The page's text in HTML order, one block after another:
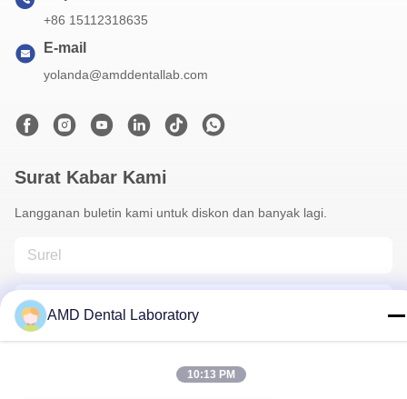
+86 15112318635
E-mail
yolanda@amddentallab.com
Surat Kabar Kami
Langganan buletin kami untuk diskon dan banyak lagi.
AMD Dental Laboratory
10:13 PM